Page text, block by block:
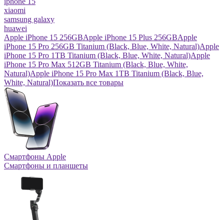
xiaomi
samsung galaxy
huawei
Apple iPhone 15 256GBApple iPhone 15 Plus 256GBApple
iPhone 15 Pro 256GB Titanium (Black, Blue, White, Natural)Apple
iPhone 15 Pro 1TB Titanium (Black, Blue, White, Natural)Apple
iPhone 15 Pro Max 512GB Titanium (Black, Blue, White,
Natural)Apple iPhone 15 Pro Max 1TB Titanium (Black, Blue,
White, Natural)Показать все товары
Смартфоны Apple
Смартфоны и планшеты